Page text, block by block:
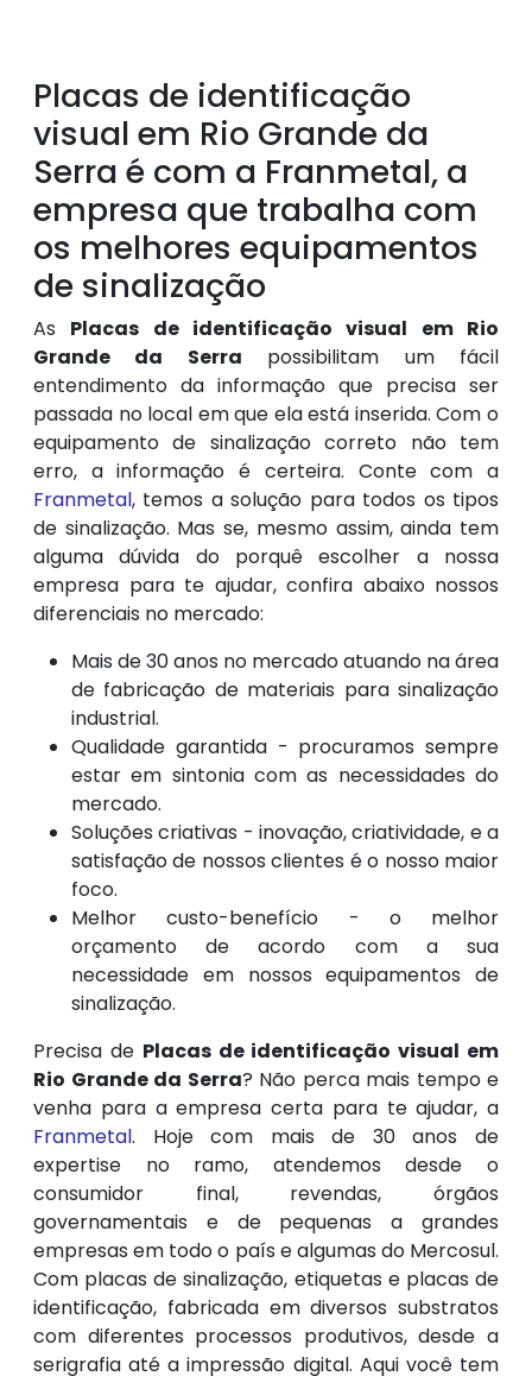
Placas de identificação
visual em Rio Grande da
Serra é com a Franmetal, a
empresa que trabalha com
os melhores equipamentos
de sinalização
As Placas de identificação visual em Rio
Grande da Serra possibilitam um fácil
entendimento da informação que precisa ser
passada no local em que ela está inserida. Com o
equipamento de sinalização correto não tem
erro, a informação é certeira. Conte com a
Franmetal, temos a solução para todos os tipos
de sinalização. Mas se, mesmo assim, ainda tem
alguma dúvida do porquê escolher a nossa
empresa para te ajudar, confira abaixo nossos
diferenciais no mercado:
Mais de 30 anos no mercado atuando na área
de fabricação de materiais para sinalização
industrial.
Qualidade garantida - procuramos sempre
estar em sintonia com as necessidades do
mercado.
Soluções criativas - inovação, criatividade, e a
satisfação de nossos clientes é o nosso maior
foco.
Melhor custo-benefício - o melhor
orçamento de acordo com a sua
necessidade em nossos equipamentos de
sinalização.
Precisa de Placas de identificação visual em
Rio Grande da Serra? Não perca mais tempo e
venha para a empresa certa para te ajudar, a
Franmetal. Hoje com mais de 30 anos de
expertise no ramo, atendemos desde o
consumidor final, revendas, órgãos
governamentais e de pequenas a grandes
empresas em todo o país e algumas do Mercosul.
Com placas de sinalização, etiquetas e placas de
identificação, fabricada em diversos substratos
com diferentes processos produtivos, desde a
serigrafia até a impressão digital. Aqui você tem